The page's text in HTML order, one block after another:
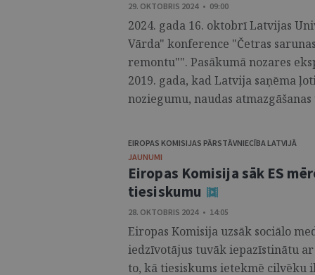
29. OKTOBRIS 2024 • 09:00
2024. gada 16. oktobrī Latvijas
Vārda" konference "Četras
remontu"". Pasākumā nozares
2019. gada, kad Latvija saņēma
noziegumu, naudas
EIROPAS KOMISIJAS PĀRSTĀVNIECĪBA LATVIJĀ
JAUNUMI
Eiropas Komisija sāk ES
tiesiskumu
28. OKTOBRIS 2024 • 14:05
Eiropas Komisija uzsāk sociālo
iedzīvotājus tuvāk iepazīstinātu
to, kā tiesiskums ietekmē cilvēku